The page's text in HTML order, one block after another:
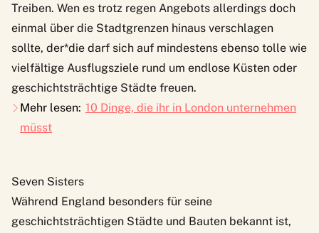
Treiben. Wen es trotz regen Angebots allerdings doch
einmal über die Stadtgrenzen hinaus verschlagen
sollte, der*die darf sich auf mindestens ebenso tolle wie
vielfältige Ausflugsziele rund um endlose Küsten oder
geschichtsträchtige Städte freuen.
Mehr lesen: 10 Dinge, die ihr in London unternehmen
müsst
Seven Sisters
Während England besonders für seine
geschichtsträchtigen Städte und Bauten bekannt ist,